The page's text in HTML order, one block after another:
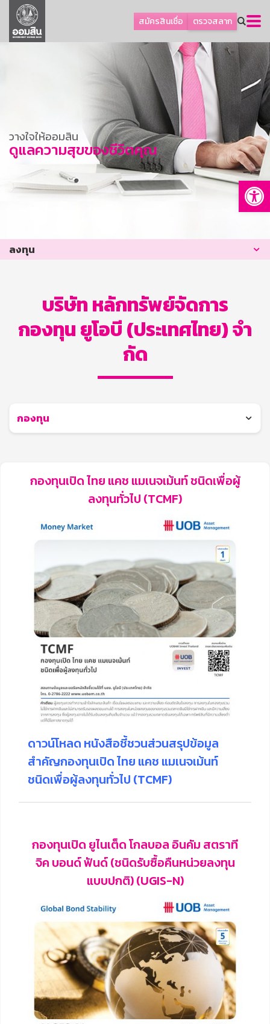
สมัครสินเชื่อ ตรวจสลาก
ลูกค้าธุรกิจ
ลูกค้าผู้ประกอบรายย่อย
การพัฒนาที่ยั่งยืน
ข่าวสาร
บริการทางการเงิน
อื่นๆ
วางใจให้ออมสิน
ดูแลความสุขของชีวิตคุณ
ลงทุน
บริษัท หลักทรัพย์จัดการ
กองทุน ยูโอบี (ประเทศไทย) จํา
กัด
กองทุน
กองทุนเปิด ไทย แคช แมเนจเม้นท์ ชนิดเพื่อผู้
ลงทุนทั่วไป (TCMF)
ดาวน์โหลด หนังสือชี้ชวนส่วนสรุปข้อมูล
สำคัญกองทุนเปิด ไทย แคช แมเนจเม้นท์
ชนิดเพื่อผู้ลงทุนทั่วไป (TCMF)
กองทุนเปิด ยูไนเต็ด โกลบอล อินคัม สตราที
จิค บอนด์ ฟันด์ (ชนิดรับซื้อคืนหน่วยลงทุน
แบบปกติ) (UGIS-N)